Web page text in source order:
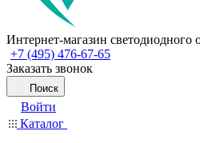
Интернет-магазин светодиодного
+7 (495) 476-67-65
Заказать звонок
Поиск
Войти
Каталог